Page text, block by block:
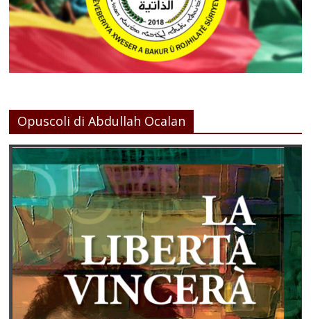
Opuscoli di Abdullah Ocalan